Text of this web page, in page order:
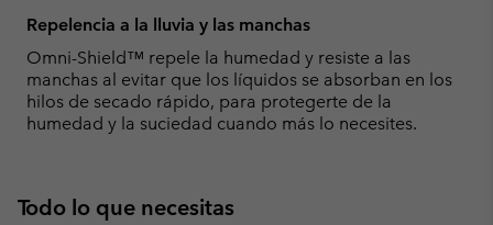
Repelencia a la lluvia y las manchas
Omni-Shield™ repele la humedad y resiste a las
manchas al evitar que los líquidos se absorban en los
hilos de secado rápido, para protegerte de la
humedad y la suciedad cuando más lo necesites.
Todo lo que necesitas